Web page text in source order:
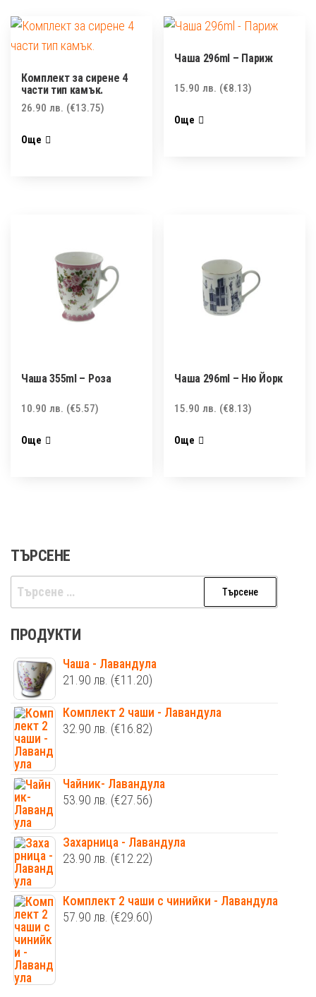
Комплект за сирене 4
части тип камък.
26.90 лв. (€13.75)
Още
Чаша 296ml – Париж
15.90 лв. (€8.13)
Още
Чаша 355ml – Роза
10.90 лв. (€5.57)
Още
Чаша 296ml – Ню Йорк
15.90лв. (€8.13)
Още
ТЪРСЕНЕ
Търсене
за:
ПРОДУКТИ
Чаша - Лавандула
21.90 лв. (€11.20)
Комплект 2 чаши - Лавандула
32.90 лв. (€16.82)
Чайник- Лавандула
53.90 лв. (€27.56)
Захарница - Лавандула
23.90 лв. (€12.22)
Комплект 2 чаши с чинийки - Лавандула
57.90 лв. (€29.60)